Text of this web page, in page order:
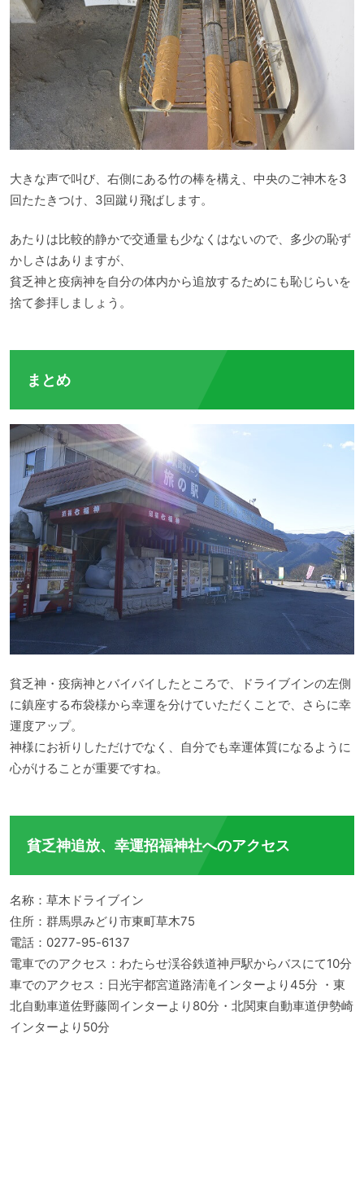
大きな声で叫び、右側にある竹の棒を構え、中央のご神木を3
回たたきつけ、3回蹴り飛ばします。
あたりは比較的静かで交通量も少なくはないので、多少の恥ず
かしさはありますが、
貧乏神と疫病神を自分の体内から追放するためにも恥じらいを
捨て参拝しましょう。
まとめ
貧乏神・疫病神とバイバイしたところで、ドライブインの左側
に鎮座する布袋様から幸運を分けていただくことで、さらに幸
運度アップ。
神様にお祈りしただけでなく、自分でも幸運体質になるように
心がけることが重要ですね。
貧乏神追放、幸運招福神社へのアクセス
名称：草木ドライブイン
住所：群馬県みどり市東町草木75
電話：0277-95-6137
電車でのアクセス：わたらせ渓谷鉄道神戸駅からバスにて10分
車でのアクセス：日光宇都宮道路清滝インターより45分 ・東
北自動車道佐野藤岡インターより80分・北関東自動車道伊勢崎
インターより50分